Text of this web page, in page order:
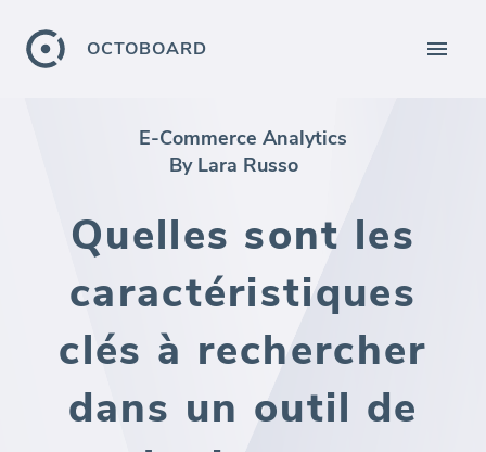
OCTOBOARD
E-Commerce Analytics
By Lara Russo
Quelles sont les
caractéristiques
clés à rechercher
dans un outil de